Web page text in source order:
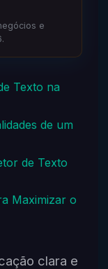
e
Texto na
de um
de Texto
Maximizar o
clara e